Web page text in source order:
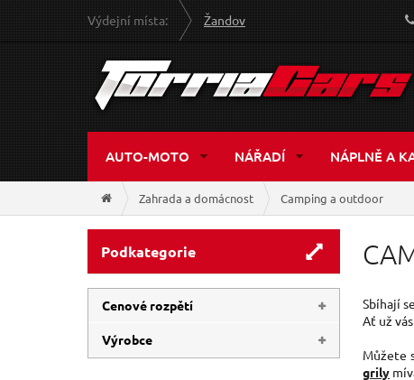
Výdejní místa: Žandov
AUTO-MOTO NÁŘADÍ NÁPLNĚ A
Zahrada a domácnost Camping a outdoor
Podkategorie
Cenové rozpětí
76 Kč 2 390 Kč
Výrobce
Sbíhají
Ať už
Můžete
grily